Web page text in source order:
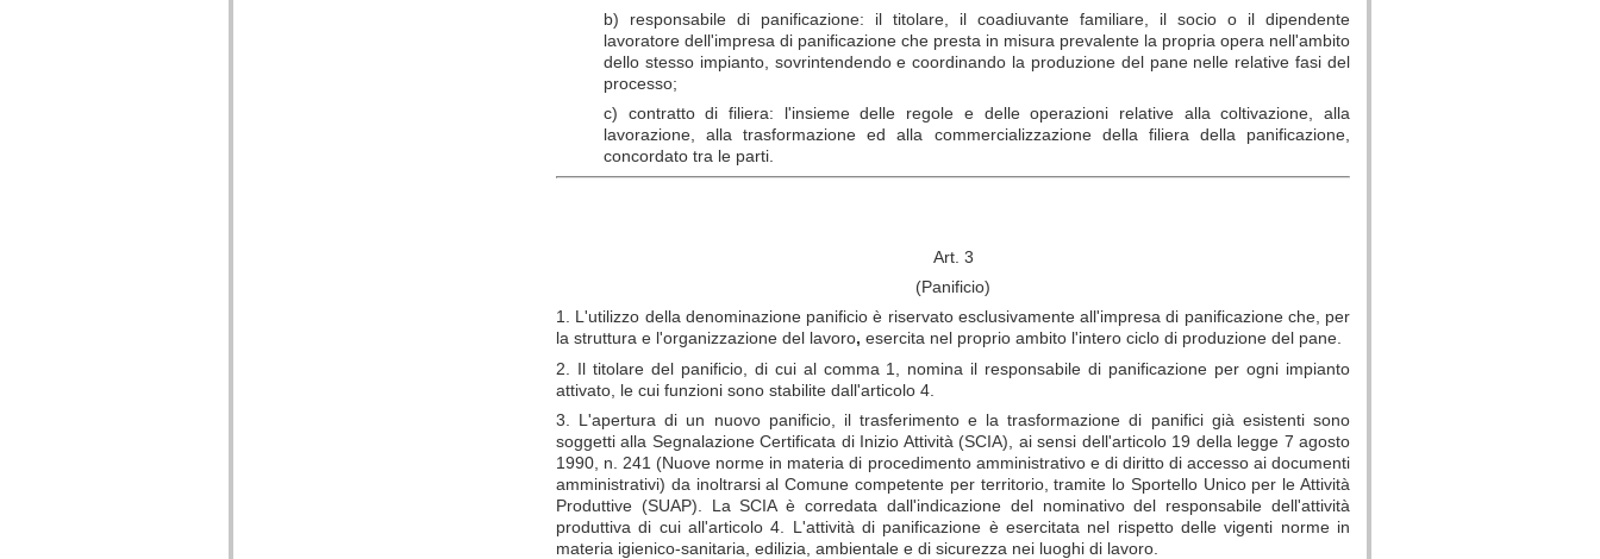
b) responsabile di panificazione: il titolare, il coadiuvante familiare, il socio o il dipendente
lavoratore dell'impresa di panificazione che presta in misura prevalente la propria opera nell'ambito
dello stesso impianto, sovrintendendo e coordinando la produzione del pane nelle relative fasi del
processo;
c) contratto di filiera: l'insieme delle regole e delle operazioni relative alla coltivazione, alla
lavorazione, alla trasformazione ed alla commercializzazione della filiera della panificazione,
concordato tra le parti.
Art. 3
(Panificio)
1. L'utilizzo della denominazione panificio è riservato esclusivamente all'impresa di panificazione che, per
la struttura e l'organizzazione del lavoro, esercita nel proprio ambito l'intero ciclo di produzione del pane.
2. Il titolare del panificio, di cui al comma 1, nomina il responsabile di panificazione per ogni impianto
attivato, le cui funzioni sono stabilite dall'articolo 4.
3. L'apertura di un nuovo panificio, il trasferimento e la trasformazione di panifici già esistenti sono
soggetti alla Segnalazione Certificata di Inizio Attività (SCIA), ai sensi dell'articolo 19 della legge 7 agosto
1990, n. 241 (Nuove norme in materia di procedimento amministrativo e di diritto di accesso ai documenti
amministrativi) da inoltrarsi al Comune competente per territorio, tramite lo Sportello Unico per le Attività
Produttive (SUAP). La SCIA è corredata dall'indicazione del nominativo del responsabile dell'attività
produttiva di cui all'articolo 4.
L'attività di panificazione è esercitata nel rispetto delle vigenti norme in
materia igienico-sanitaria, edilizia, ambientale e di sicurezza nei luoghi di lavoro.